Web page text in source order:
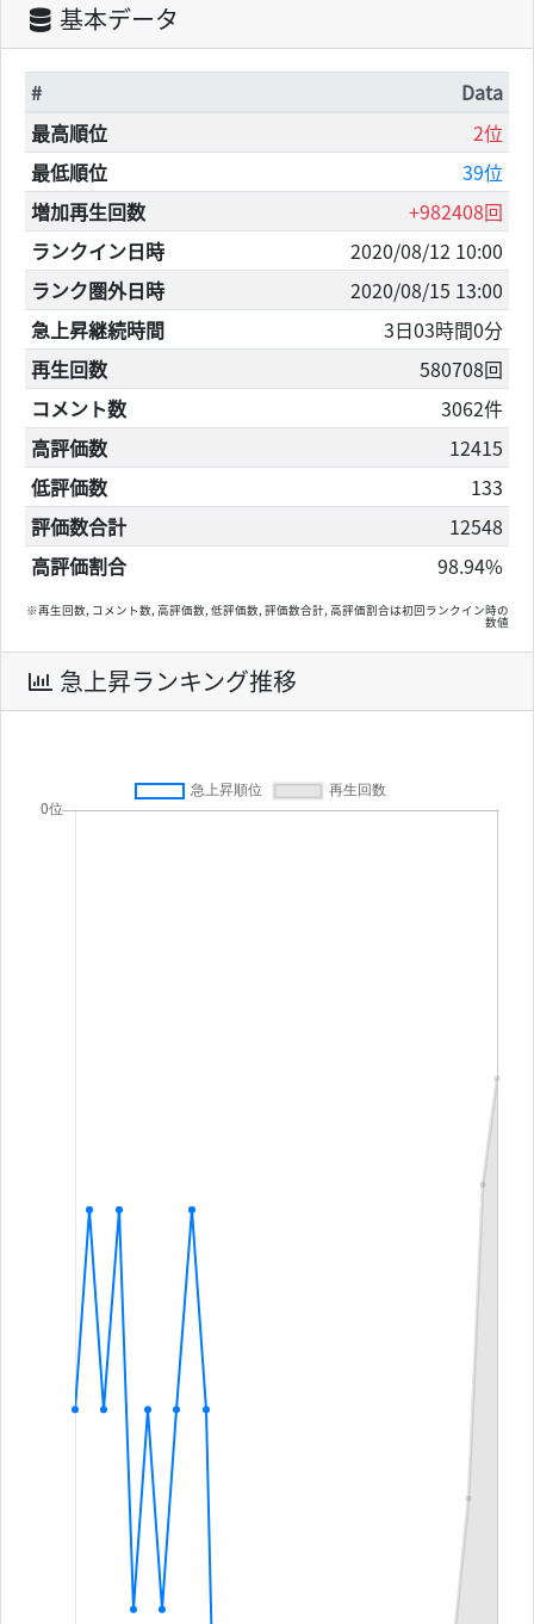
基本データ
#
Data
最高順位
2位
最低順位
39位
増加再生回数
+982408回
ランクイン日時
2020/08/12 10:00
ランク圏外日時
2020/08/15 13:00
急上昇継続時間
3日03時間0分
再生回数
580708回
コメント数
3062件
高評価数
12415
低評価数
133
評価数合計
12548
高評価割合
98.94%
※再生回数, コメント数, 高評価数, 低評価数, 評価数合計, 高評価割合は初回ランクイン時の
数値
急上昇ランキング推移